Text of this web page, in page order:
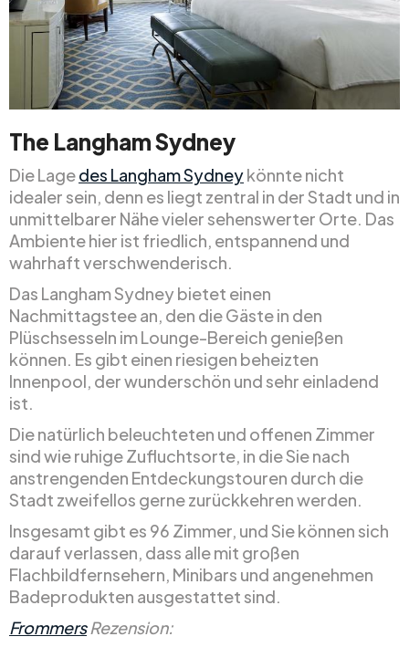
The Langham Sydney
Die Lagedes Langham Sydneykönnte nicht
idealer sein, denn es liegt zentral in der Stadt und in
unmittelbarer Nähe vieler sehenswerter Orte. Das
Ambiente hier ist friedlich, entspannend und
wahrhaft verschwenderisch.
Das Langham Sydney bietet einen
Nachmittagstee an, den die Gäste in den
Plüschsesseln im Lounge-Bereich genießen
können. Es gibt einen riesigen beheizten
Innenpool, der wunderschön und sehr einladend
ist.
Die natürlich beleuchteten und offenen Zimmer
sind wie ruhige Zufluchtsorte, in die Sie nach
anstrengenden Entdeckungstouren durch die
Stadt zweifellos gerne zurückkehren werden.
Insgesamt gibt es 96 Zimmer, und Sie können sich
darauf verlassen, dass alle mit großen
Flachbildfernsehern, Minibars und angenehmen
Badeprodukten ausgestattet sind.
FrommersRezension: